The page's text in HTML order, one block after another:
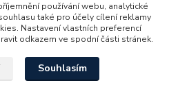
používání webu, analytické
také pro účely cílení reklamy
Nastavení vlastních preferencí
odkazem ve spodní části stránek.
Souhlasím